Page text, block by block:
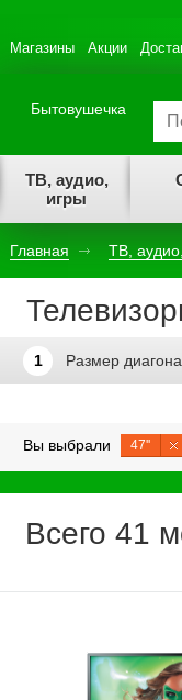
Магазины Акции
Бытовушечка
ТВ, аудио,
игры
Главная ТВ,
1 Размер
Вы выбрали 47''
Всего 41